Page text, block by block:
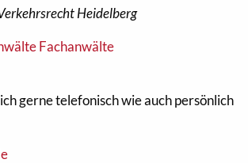
Heidelberg
gerne telefonisch wie auch persönlich